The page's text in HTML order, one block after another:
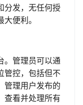
分发，无任何授
便利。
。管理员可以通
管控，包括但不
管理用户发布的
查看并处理所有